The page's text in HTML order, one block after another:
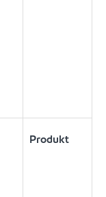
Produkt